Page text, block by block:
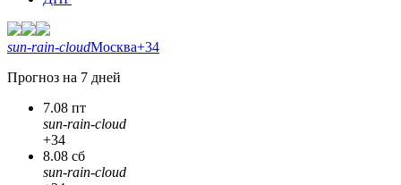
sun-rain-cloudМосква+34
Прогноз на 7 дней
7.08 пт
sun-rain-cloud
+34
8.08 сб
sun-rain-cloud